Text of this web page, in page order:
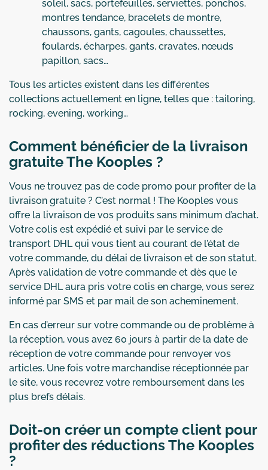
soleil, sacs, portefeuilles, serviettes, ponchos,
montres tendance, bracelets de montre,
chaussons, gants, cagoules, chaussettes,
foulards, écharpes, gants, cravates, nœuds
papillon, sacs…
Tous les articles existent dans les différentes
collections actuellement en ligne, telles que : tailoring,
rocking, evening, working…
Comment bénéficier de la livraison
gratuite The Kooples ?
Vous ne trouvez pas de code promo pour profiter de la
livraison gratuite ? C’est normal ! The Kooples vous
offre la livraison de vos produits sans minimum d’achat.
Votre colis est expédié et suivi par le service de
transport DHL qui vous tient au courant de l’état de
votre commande, du délai de livraison et de son statut.
Après validation de votre commande et dès que le
service DHL aura pris votre colis en charge, vous serez
informé par SMS et par mail de son acheminement.
En cas d’erreur sur votre commande ou de problème à
la réception, vous avez 60 jours à partir de la date de
réception de votre commande pour renvoyer vos
articles. Une fois votre marchandise réceptionnée par
le site, vous recevrez votre remboursement dans les
plus brefs délais.
Doit-on créer un compte client pour
profiter des réductions The Kooples
?